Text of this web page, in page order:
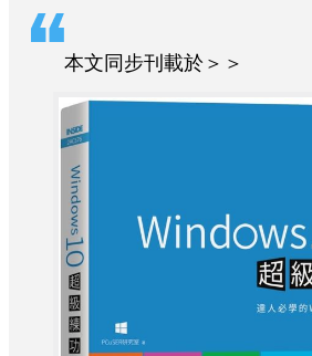
本文同步刊載於＞＞